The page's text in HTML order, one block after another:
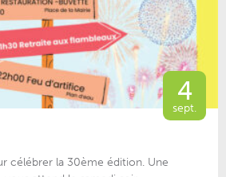
4
sept.
célébrer la 30ème édition. Une